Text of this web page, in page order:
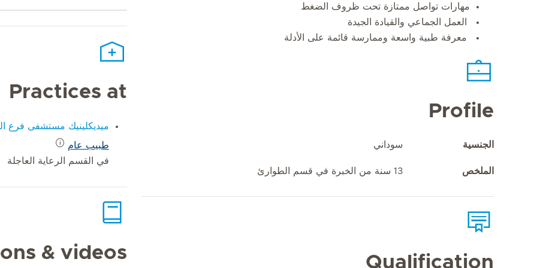
مهارات تواصل ممتازة تحت ظروف الضغط
العمل الجماعي والقيادة الجيدة
معرفة طبية واسعة وممارسة قائمة على الأدلة
Profile
الجنسية سوداني
الملخص 13 سنة من الخبرة في قسم الطوارئ
Qualification
Practices at
ميديكلينيك مستشفى فرع
طبيب عام
في القسم الرعاية العاجلة
& videos